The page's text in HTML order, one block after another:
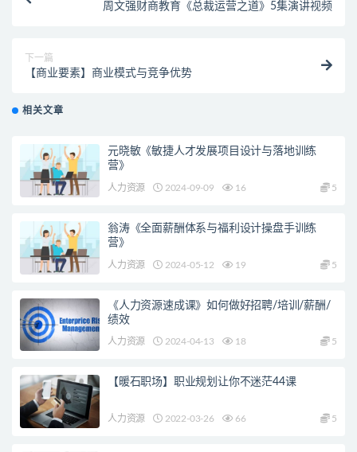
周文强财商教育《总裁运营之道》5集演讲视频
下一篇
【商业要素】商业模式与竞争优势
相关文章
元晓敏《敏捷人才发展项目设计与落地训练
营》
人力资源 2024-09-09 16 5
翁涛《全面薪酬体系与福利设计操盘手训练
营》
人力资源 2024-05-12 19 5
《人力资源速成课》如何做好招聘/培训/薪酬/
绩效
人力资源 2024-04-13 18 5
【暖石职场】职业规划让你不迷茫44课
人力资源 2022-03-26 66 5